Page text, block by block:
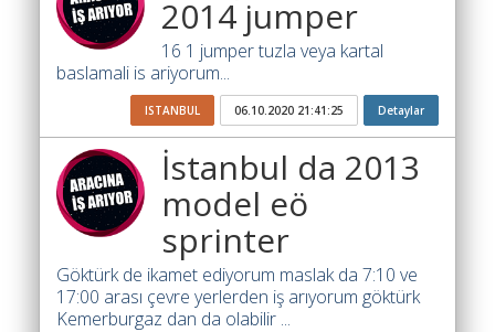
2014 jumper
16 1 jumper tuzla veya kartal
baslamali is ariyorum...
ISTANBUL 06.10.2020 21:41:25 Detaylar
İstanbul da 2013
model eö
sprinter
Göktürk de ikamet ediyorum maslak da 7:10 ve
17:00 arası çevre yerlerden iş arıyorum göktürk
Kemerburgaz dan da olabilir ...